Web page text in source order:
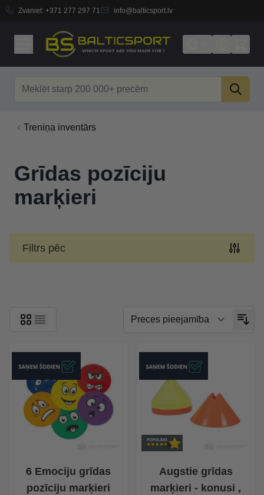
Zvaniet: +371 277 297 71 info@balticsport.lv
Treniņa inventārs
Grīdas pozīciju
marķieri
Filtrs pēc
6 Emociju grīdas
pozīciju marķieri
Augstie grīdas
marķieri - konusi ,